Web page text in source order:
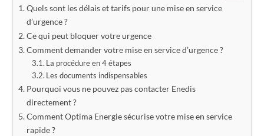
Quels sont les délais et tarifs pour une mise en service
d’urgence ?
Ce qui peut bloquer votre urgence
Comment demander votre mise en service d’urgence ?
La procédure en 4 étapes
Les documents indispensables
Pourquoi vous ne pouvez pas contacter Enedis
directement ?
Comment Optima Energie sécurise votre mise en service
rapide ?